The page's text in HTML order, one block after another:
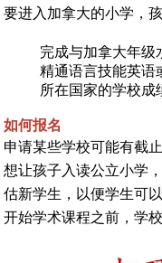
要进入加拿大的小学，
完成与加拿大年级
精通语言技能英语
所在国家的学校成
如何报名
申请某些学校可能有截
想让孩子入读公立小学
估新学生，以便学生可
开始学术课程之前，学